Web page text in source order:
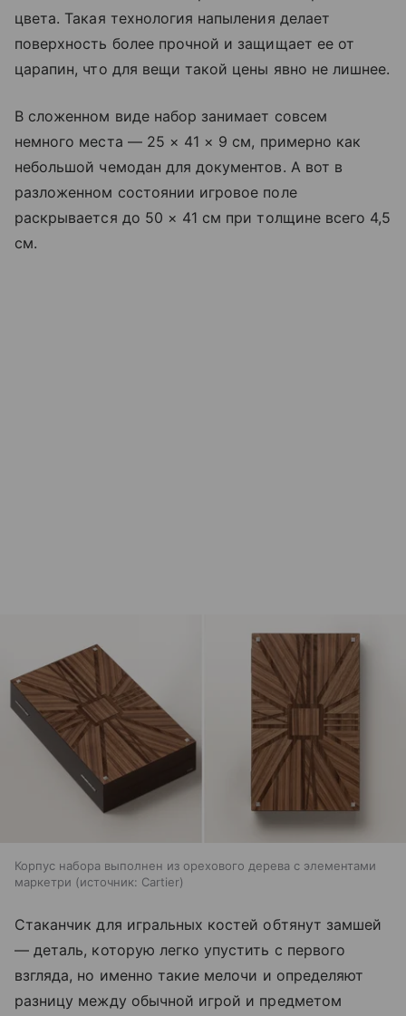
цвета. Такая технология напыления делает
поверхность более прочной и защищает ее от
царапин, что для вещи такой цены явно не лишнее.
В сложенном виде набор занимает совсем
немного места — 25 × 41 × 9 см, примерно как
небольшой чемодан для документов. А вот в
разложенном состоянии игровое поле
раскрывается до 50 × 41 см при толщине всего 4,5
см.
Корпус набора выполнен из орехового дерева с элементами
маркетри
источник: Cartier
Стаканчик для игральных костей обтянут замшей
— деталь, которую легко упустить с первого
взгляда, но именно такие мелочи и определяют
разницу между обычной игрой и предметом